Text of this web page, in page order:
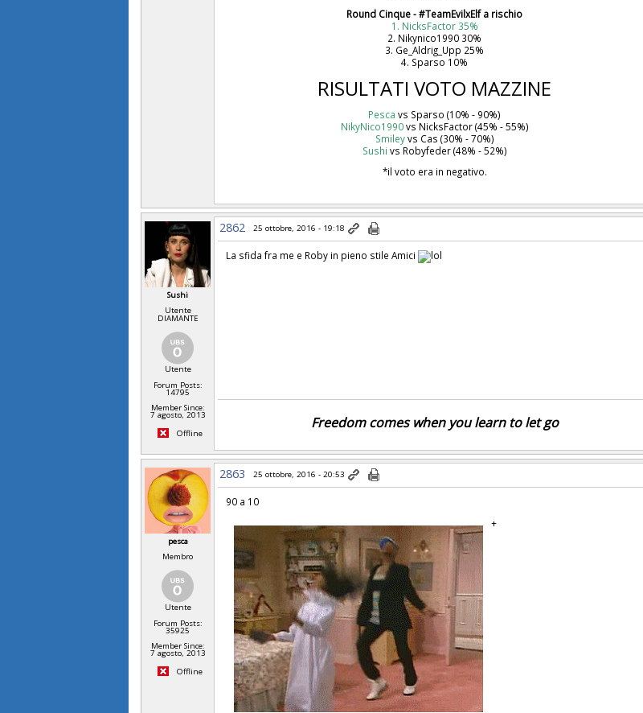
Round Cinque - #TeamEvilxElf a rischio
1. NicksFactor 35%
2. Nikynico1990 30%
3. Ge_Aldrig_Upp 25%
4. Sparso 10%
RISULTATI VOTO MAZZINE
Pescavs Sparso (10% - 90%)
NikyNico1990vs NicksFactor (45% - 55%)
Smileyvs Cas (30% - 70%)
Sushi vs Robyfeder (48% - 52%)
*il voto era in negativo.
Sushi
Utente
DIAMANTE
Utente
Forum Posts:
14795
Member Since:
7 agosto, 2013
Offline
2862 25 ottobre, 2016 - 19:18
La sfida fra me e Roby in pieno stile Amici
Freedom comes when you learn to let go
pesca
Membro
Utente
Forum Posts:
35925
Member Since:
7 agosto, 2013
Offline
2863 25 ottobre, 2016 - 20:53
90 a 10
+